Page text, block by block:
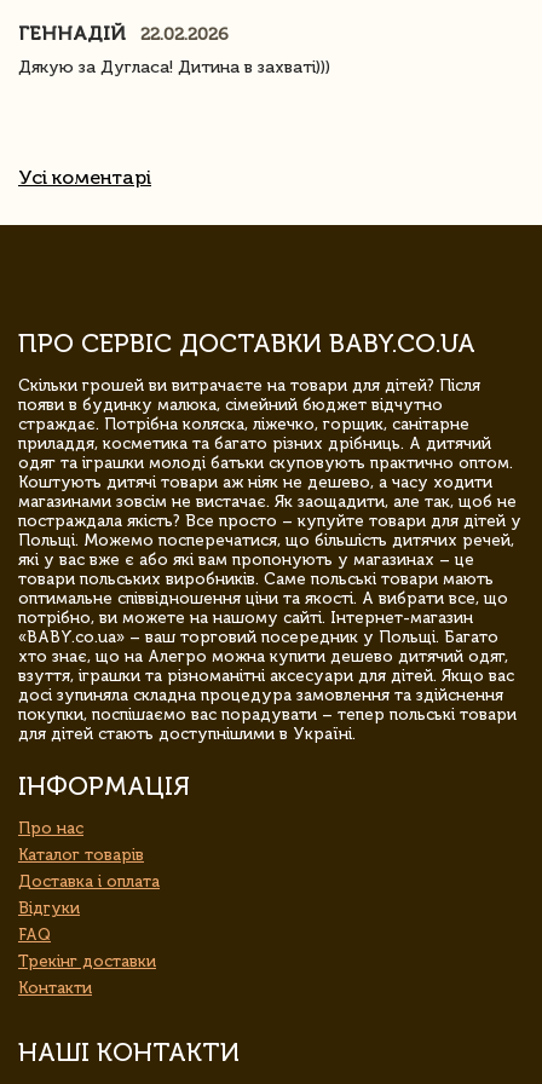
ГЕННАДІЙ
22.02.2026
Дякую за Дугласа! Дитина в захваті)))
Усі коментарі
ПРО СЕРВІС ДОСТАВКИ BABY.CO.UA
Скільки грошей ви витрачаєте на товари для дітей? Після
появи в будинку малюка, сімейний бюджет відчутно
страждає. Потрібна коляска, ліжечко, горщик, санітарне
приладдя, косметика та багато різних дрібниць. А дитячий
одяг та іграшки молоді батьки скуповують практично оптом.
Коштують дитячі товари аж ніяк не дешево, а часу ходити
магазинами зовсім не вистачає. Як заощадити, але так, щоб не
постраждала якість? Все просто – купуйте товари для дітей у
Польщі. Можемо посперечатися, що більшість дитячих речей,
які у вас вже є або які вам пропонують у магазинах – це
товари польських виробників. Саме польські товари мають
оптимальне співвідношення ціни та якості. А вибрати все, що
потрібно, ви можете на нашому сайті. Інтернет-магазин
«BABY.co.ua» – ваш торговий посередник у Польщі. Багато
хто знає, що на Алегро можна купити дешево дитячий одяг,
взуття, іграшки та різноманітні аксесуари для дітей. Якщо вас
досі зупиняла складна процедура замовлення та здійснення
покупки, поспішаємо вас порадувати – тепер польські товари
для дітей стають доступнішими в Україні.
ІНФОРМАЦІЯ
Про нас
Каталог товарів
Доставка і оплата
Відгуки
FAQ
Трекінг доставки
Контакти
НАШІ КОНТАКТИ